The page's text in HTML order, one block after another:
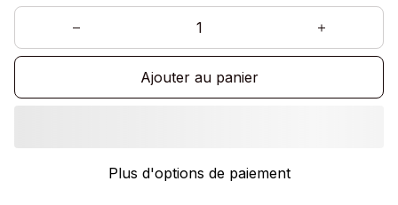
Ajouter au panier
Plus d'options de paiement